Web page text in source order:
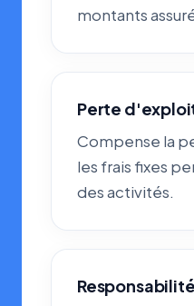
montants
Perte
Compense la
les frais fixes
des activités.